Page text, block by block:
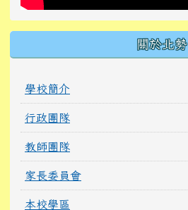
關於北勢
學校簡介
行政團隊
教師團隊
家長委員會
本校學區